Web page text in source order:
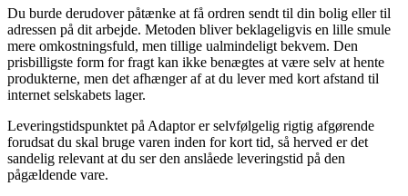
Du burde derudover påtænke at få ordren sendt til din bolig eller til
adressen på dit arbejde. Metoden bliver beklageligvis en lille smule
mere omkostningsfuld, men tillige ualmindeligt bekvem. Den
prisbilligste form for fragt kan ikke benægtes at være selv at hente
produkterne, men det afhænger af at du lever med kort afstand til
internet selskabets lager.
Leveringstidspunktet på Adaptor er selvfølgelig rigtig afgørende
forudsat du skal bruge varen inden for kort tid, så herved er det
sandelig relevant at du ser den anslåede leveringstid på den
pågældende vare.